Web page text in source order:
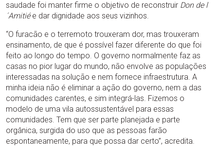
saudade foi manter firme o objetivo de reconstruir Don de l
´Amitiée dar dignidade aos seus vizinhos.
“O furacão e o terremoto trouxeram dor, mas trouxeram
ensinamento, de que é possível fazer diferente do que foi
feito ao longo do tempo. O governo normalmente faz as
casas no pior lugar do mundo, não envolve as populações
interessadas na solução e nem fornece infraestrutura. A
minha ideia não é eliminar a ação do governo, nem a das
comunidades carentes, e sim integrá-las. Fizemos o
modelo de uma vila autossustentável para essas
comunidades. Tem que ser parte planejada e parte
orgânica, surgida do uso que as pessoas farão
espontaneamente, para que possa dar certo”, acredita.